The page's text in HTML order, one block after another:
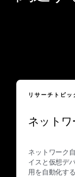
リサーチトピッ
ネットワ
ネットワーク
イスと仮想デ
用を自動化す